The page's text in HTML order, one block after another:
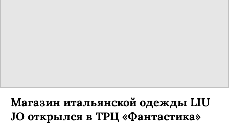
Магазин итальянской одежды LIU
JO открылся в ТРЦ «Фантастика»